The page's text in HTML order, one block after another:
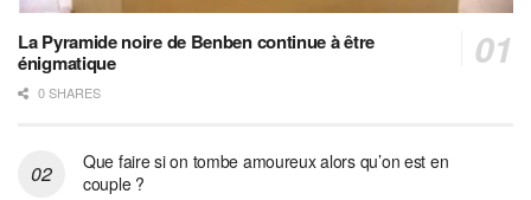
La Pyramide noire de Benben continue à être
énigmatique
0 SHARES
Que faire si on tombe amoureux alors qu’on est en
couple ?